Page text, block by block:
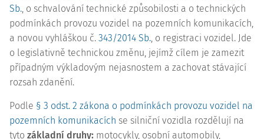
Sb., o schvalování technické způsobilosti a o technických
podmínkách provozu vozidel na pozemních komunikacích,
a novou vyhláškou č. 343/2014 Sb., o registraci vozidel. Jde
o legislativně technickou změnu, jejímž cílem je zamezit
případným výkladovým nejasnostem a zachovat stávající
rozsah zdanění.
Podle § 3 odst. 2 zákona o podmínkách provozu vozidel na
pozemních komunikacích se silniční vozidla rozdělují na
tyto základní druhy: motocykly, osobní automobily,